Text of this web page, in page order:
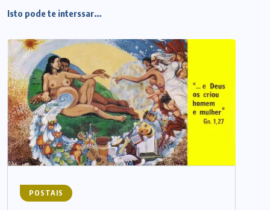
Isto pode te interssar...
POSTAIS